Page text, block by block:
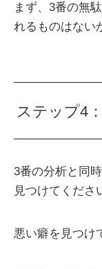
まず、3番の無
れるものはない
ステップ4
3番の分析と同
見つけてくださ
悪い癖を見つけ